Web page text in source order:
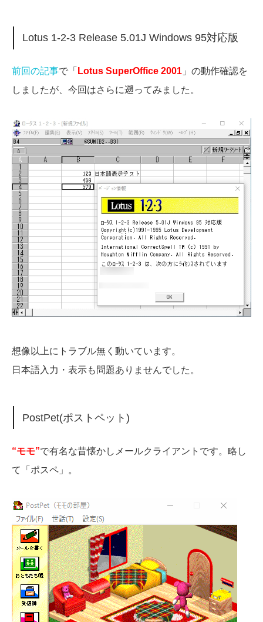
Lotus 1-2-3 Release 5.01J Windows 95対応版
前回の記事で「 Lotus SuperOffice 2001 」の動作確認を
しましたが、今回はさらに遡ってみました。
想像以上にトラブル無く動いています。
日本語入力・表示も問題ありませんでした。
PostPet(ポストペット)
“モモ”で有名な昔懐かしメールクライアントです。略し
て「ポスペ」。